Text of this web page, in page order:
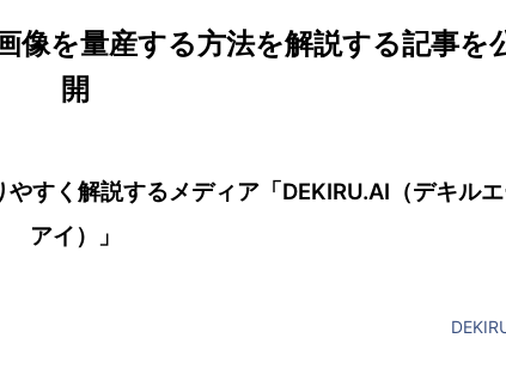
像を量産する方法を解説する記事を
開
すく解説するメディア「DEKIRU.AI（デキル
アイ）」